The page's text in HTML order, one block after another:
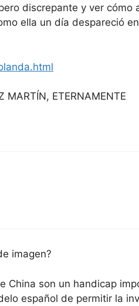
discrepante y ver cómo
ella un día despareció
MARTÍN, ETERNAMENTE
imagen?
China son un handicap
español de permitir la